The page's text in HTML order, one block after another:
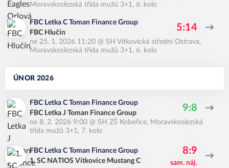
Moravskoslezská třída mužů 3+1, 6. kolo
FBC Letka C Toman Finance Group
FBC Hlučín
5:14
ne 25. 1. 2026 11:20 @ SH Vítkovická střední Ostrava,
Moravskoslezská třída mužů 3+1, 6. kolo
ÚNOR 2026
FBC Letka C Toman Finance Group
FBC Letka J Toman Finance Group
9:8
ne 8. 2. 2026 9:00 @ SH ZŠ Kobeřice, Moravskoslezská
třída mužů 3+1, 7. kolo
FBC Letka C Toman Finance Group
1. SC NATIOS Vítkovice Mustang C
8:9
sam. náj.